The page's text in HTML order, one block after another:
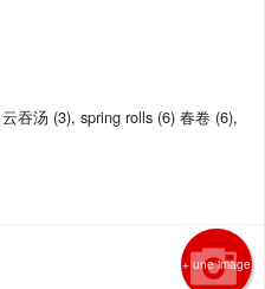
吞汤 (3), spring rolls (6) 春卷 (6),
+ une image